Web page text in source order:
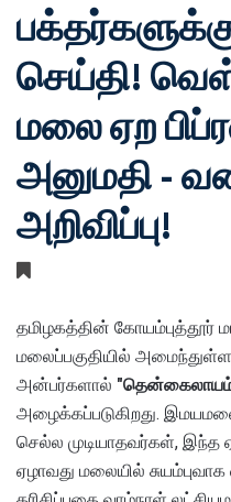
செய்தி!
மலை ஏற
அனுமதி -
அறிவிப்பு!
தமிழகத்தின் கோயம்புத்தூர்
மலைப்பகுதியில்
அன்பர்களால்
அழைக்கப்படுகிறது.
செல்ல முடியாதவர்கள், இந்த
ஏழாவது மலையில்